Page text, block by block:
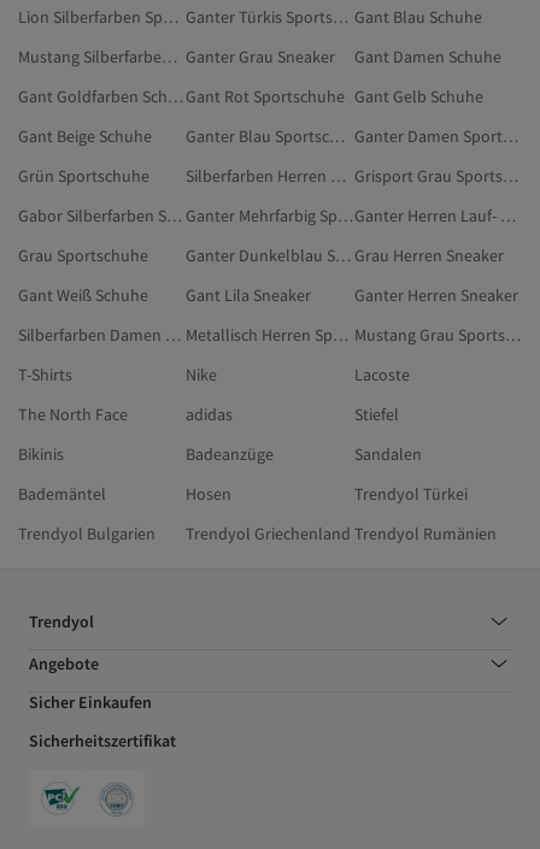
Lion Silberfarben Sportschuhe
Ganter Türkis Sportschuhe Gant Blau Schuhe
Mustang Silberfarben Sportschuhe Ganter Grau Sneaker
Gant Damen Schuhe
Gant Goldfarben Schuhe Gant Rot Sportschuhe Gant Gelb Schuhe
Gant Beige Schuhe
Ganter Blau Sportschuhe
Ganter Damen Sportschuhe
Grün Sportschuhe
Silberfarben Herren Sneaker
Grisport Grau Sportschuhe
Gabor Silberfarben Sportschuhe
Ganter Mehrfarbig Sportschuhe
Ganter Herren Lauf- & Trainingsschuhe
Grau Sportschuhe
Ganter Dunkelblau Sportschuhe Grau Herren Sneaker
Gant Weiß Schuhe
Gant Lila Sneaker
Ganter Herren Sneaker
Silberfarben Damen Sportschuhe
Metallisch Herren Sportschuhe
Mustang Grau Sportschuhe
T-Shirts
Nike
Lacoste
The North Face
adidas
Stiefel
Bikinis
Badeanzüge
Sandalen
Bademäntel
Hosen
Trendyol Türkei
Trendyol Bulgarien
Trendyol Griechenland Trendyol Rumänien
Trendyol
Angebote
Sicher Einkaufen
Sicherheitszertifikat